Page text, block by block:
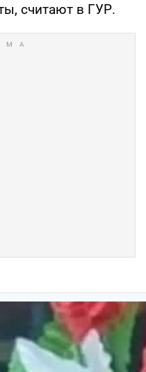
считают в ГУР.